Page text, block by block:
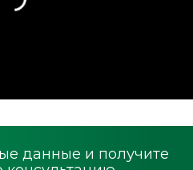
данные и получите